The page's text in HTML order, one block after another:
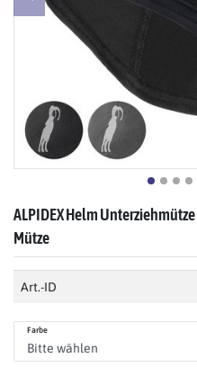
ALPIDEX Helm
Mütze
Art.-ID
Farbe